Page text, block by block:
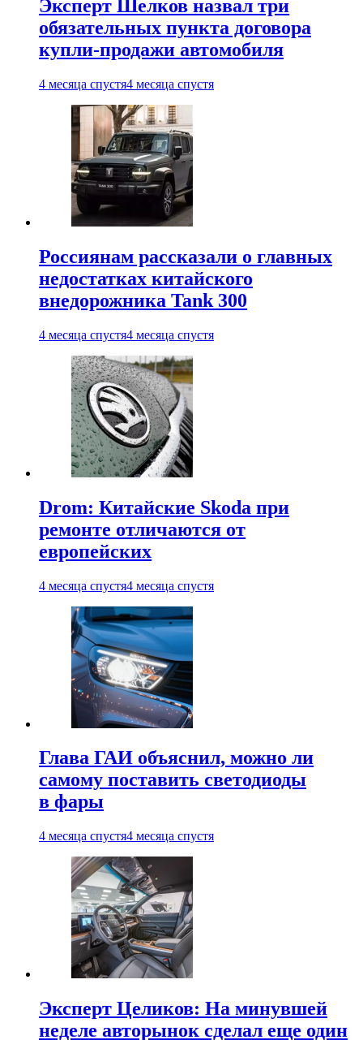
Эксперт Шелков назвал три
обязательных пункта договора
купли-продажи автомобиля
4 месяца спустя4 месяца спустя
Россиянам рассказали о главных
недостатках китайского
внедорожника Tank 300
4 месяца спустя4 месяца спустя
Drom: Китайские Skoda при
ремонте отличаются от
европейских
4 месяца спустя4 месяца спустя
Глава ГАИ объяснил, можно ли
самому поставить светодиоды
в фары
4 месяца спустя4 месяца спустя
Эксперт Целиков: На минувшей
неделе авторынок сделал еще один